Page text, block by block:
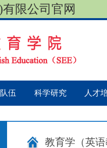
限公司官网
伍 科学研究 人才
教育学（英